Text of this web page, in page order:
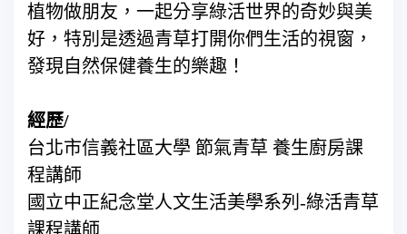
植物做朋友，一起分享綠活世界的奇妙與美
好，特別是透過青草打開你們生活的視窗，
發現自然保健養生的樂趣！
經歷/
台北市信義社區大學 節氣青草 養生廚房課
程講師
國立中正紀念堂人文生活美學系列-綠活青草
課程講師